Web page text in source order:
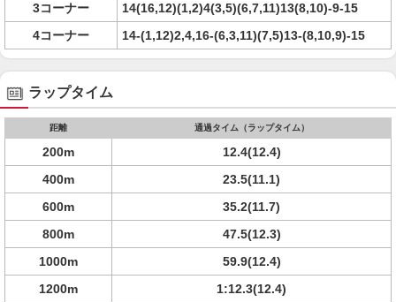
3コーナー
14(16,12)(1,2)4(3,5)(6,7,11)13(8,10)-9-15
4コーナー
14-(1,12)2,4,16-(6,3,11)(7,5)13-(8,10,9)-15
ラップタイム
距離 通過タイム（ラップタイム）
200m
12.4(12.4)
400m
23.5(11.1)
600m
35.2(11.7)
800m
47.5(12.3)
1000m
59.9(12.4)
1200m
1:12.3(12.4)